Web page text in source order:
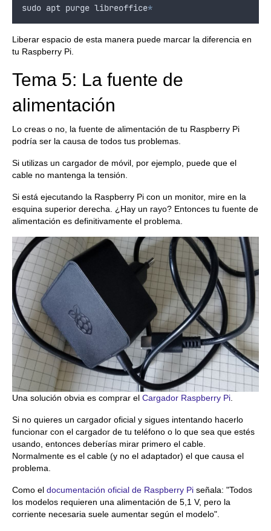
sudo apt purge libreoffice*
Liberar espacio de esta manera puede marcar la diferencia en
tu Raspberry Pi.
Tema 5: La fuente de
alimentación
Lo creas o no, la fuente de alimentación de tu Raspberry Pi
podría ser la causa de todos tus problemas.
Si utilizas un cargador de móvil, por ejemplo, puede que el
cable no mantenga la tensión.
Si está ejecutando la Raspberry Pi con un monitor, mire en la
esquina superior derecha. ¿Hay un rayo? Entonces tu fuente de
alimentación es definitivamente el problema.
Una solución obvia es comprar el Cargador Raspberry Pi.
Si no quieres un cargador oficial y sigues intentando hacerlo
funcionar con el cargador de tu teléfono o lo que sea que estés
usando, entonces deberías mirar primero el cable.
Normalmente es el cable (y no el adaptador) el que causa el
problema.
Como el documentación oficial de Raspberry Pi señala: "Todos
los modelos requieren una alimentación de 5,1 V, pero la
corriente necesaria suele aumentar según el modelo".